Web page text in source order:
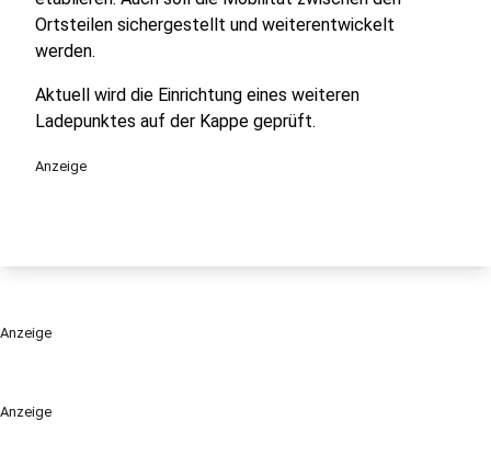
Anzeige
Ortsteilen sichergestellt und weiterentwickelt
werden.
Aktuell wird die Einrichtung eines weiteren
Ladepunktes auf der Kappe geprüft.
Anzeige
Anzeige